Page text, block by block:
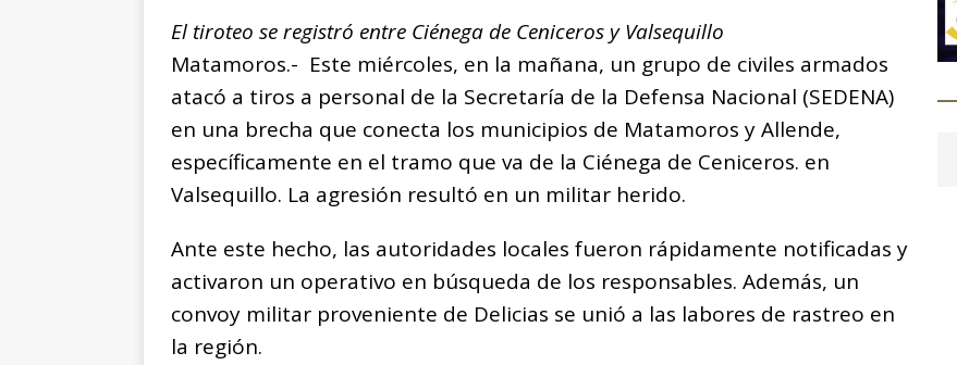
c
e
b
o
o
at
s
A
p
p
ss
e
n
g
e
ai
l
p
y
Li
n
k
m
p
ar
ti
r
El tiroteo se registró entre Ciénega de Ceniceros y Valsequillo
Matamoros.- Este miércoles, en la mañana, un grupo de civiles armados
atacó a tiros a personal de la Secretaría de la Defensa Nacional (SEDENA)
en una brecha que conecta los municipios de Matamoros y Allende,
específicamente en el tramo que va de la Ciénega de Ceniceros. en
Valsequillo. La agresión resultó en un militar herido.
Ante este hecho, las autoridades locales fueron rápidamente notificadas y
activaron un operativo en búsqueda de los responsables. Además, un
convoy militar proveniente de Delicias se unió a las labores de rastreo en
la región.